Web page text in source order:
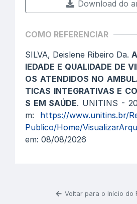
Download do
COMO REFERENCIAR
SILVA, Deislene Ribeiro Da.
IEDADE E QUALIDADE DE
OS ATENDIDOS NO
TICAS INTEGRATIVAS E
S EM SAÚDE. UNITINS -
m: https://www.unitins.br/
Publico/Home/
em: 08/08/2026
Voltar para o Início do